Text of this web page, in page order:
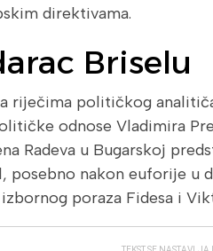
direktivama.
Briselu
riječima političkog
odnose Vladimira
Radeva u Bugarskoj
posebno nakon euforije u
poraza Fidesa i